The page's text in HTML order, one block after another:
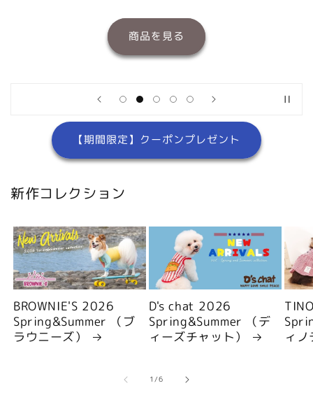
商品を見る
【期間限定】クーポンプレゼント
新作コレクション
BROWNIE'S 2026
Spring&Summer （ブ
ラウニーズ）
D's chat 2026
Spring&Summer （デ
ィーズチャット）
ィ
1/の
6